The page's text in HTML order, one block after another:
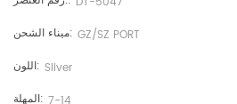
ميناء الشحن: GZ/SZ PORT
اللون: Sliver
المهلة: